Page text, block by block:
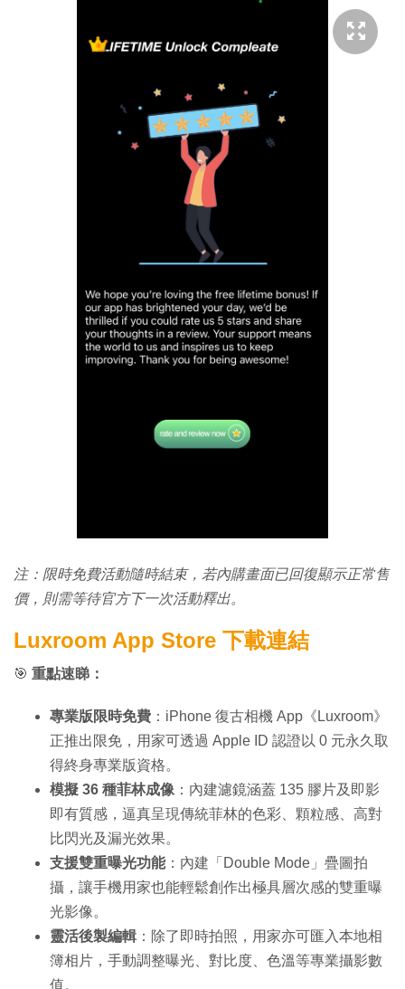
注：限時免費活動隨時結束，若內購畫面已回復顯示正常售
價，則需等待官方下一次活動釋出。
Luxroom App Store 下載連結
🎯 重點速睇：
專業版限時免費 ：iPhone 復古相機 App《Luxroom》
正推出限免，用家可透過 Apple ID 認證以 0 元永久取
得終身專業版資格。
模擬 36 種菲林成像 ：內建濾鏡涵蓋 135 膠片及即影
即有質感，逼真呈現傳統菲林的色彩、顆粒感、高對
比閃光及漏光效果。
支援雙重曝光功能：內建「Double Mode」疊圖拍
攝，讓手機用家也能輕鬆創作出極具層次感的雙重曝
光影像。
靈活後製編輯 ：除了即時拍照，用家亦可匯入本地相
簿相片，手動調整曝光、對比度、色溫等專業攝影數
值。